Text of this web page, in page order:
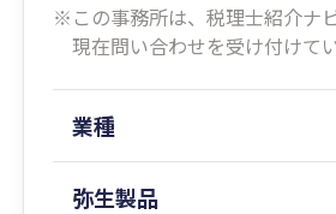
※この事務所は、税理士紹介ナ
現在問い合わせを受け付けて
業種
弥生製品